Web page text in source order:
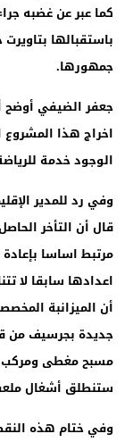
كما عبر عن غضبه
باستقبالها
جمهورها.
جعفر الضيفي
اخراج هذا المشروع
الوجود خدمة
وفي رد للمدير
قال أن التأخر
مرتبط اساسا
اعدادها سابقا لا
أن الميزانبة
جديدة بجرسيف من
مسبح مغطى
ستنطلق أشغال
وفي ختام هذه